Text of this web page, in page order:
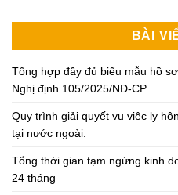
BÀI
Tổng hợp đầy đủ biểu mẫu hồ
Nghị định 105/2025/NĐ-CP
Quy trình giải quyết vụ việc ly
tại nước ngoài.
Tổng thời gian tạm ngừng kinh
24 tháng